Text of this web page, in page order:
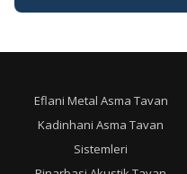
Eflani Metal Asma Tavan
Kadinhani Asma Tavan
Sistemleri